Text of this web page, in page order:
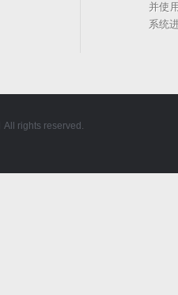
并使
系统
All rights reserved.